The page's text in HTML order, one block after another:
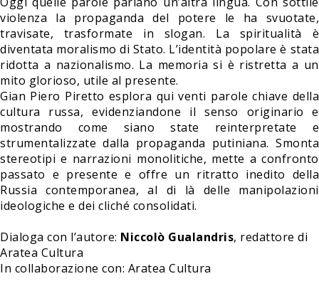
violenza la propaganda del potere le ha svuotate,
travisate, trasformate in slogan. La spiritualità è
diventata moralismo di Stato. L’identità popolare è stata
ridotta a nazionalismo. La memoria si è ristretta a un
mito glorioso, utile al presente.
Gian Piero Piretto esplora qui venti parole chiave della
cultura russa, evidenziandone il senso originario e
mostrando come siano state reinterpretate e
strumentalizzate dalla propaganda putiniana. Smonta
stereotipi e narrazioni monolitiche, mette a confronto
passato e presente e offre un ritratto inedito della
Russia contemporanea, al di là delle manipolazioni
ideologiche e dei cliché consolidati.
Dialoga con l’autore: Niccolò Gualandris, redattore di
Aratea Cultura
In collaborazione con: Aratea Cultura